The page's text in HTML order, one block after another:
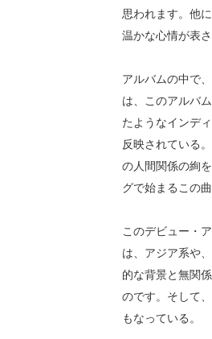
思われます。他
温かな心情が表
アルバムの中で
は、このアルバ
たようなインデ
反映されている
の人間関係の絢
グで始まるこの
このデビュー・
は、アジア系や
的な背景と無関
のです。そして
もなっている。